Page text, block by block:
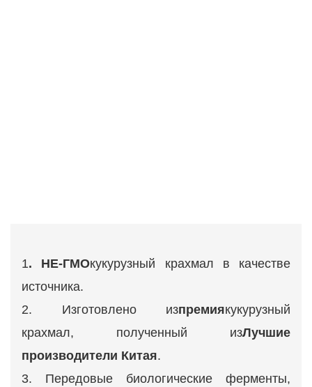
1. НЕ-ГМОкукурузный крахмал в качестве
источника.
2. Изготовлено изпремиякукурузный
крахмал, полученный изЛучшие
производители Китая.
3. Передовые биологические ферменты,